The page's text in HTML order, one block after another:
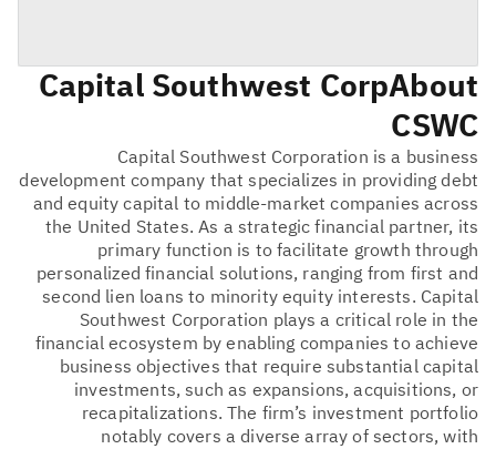
About
Capital Southwest Corp
CSWC
Capital Southwest Corporation is a business
development company that specializes in providing debt
and equity capital to middle-market companies across
the United States. As a strategic financial partner, its
primary function is to facilitate growth through
personalized financial solutions, ranging from first and
second lien loans to minority equity interests. Capital
Southwest Corporation plays a critical role in the
financial ecosystem by enabling companies to achieve
business objectives that require substantial capital
investments, such as expansions, acquisitions, or
recapitalizations. The firm’s investment portfolio
notably covers a diverse array of sectors, with